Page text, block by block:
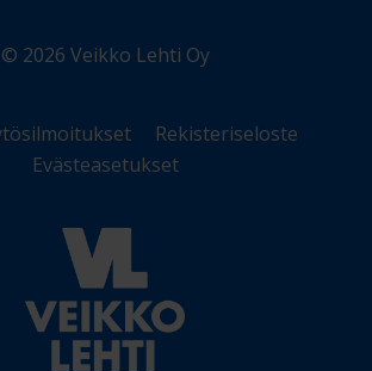
© 2026 Veikko Lehti Oy
Rekisteriseloste
Evästeasetukset